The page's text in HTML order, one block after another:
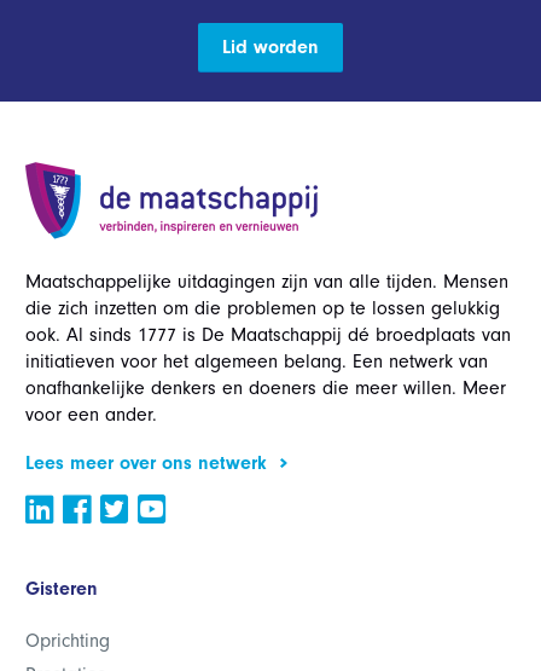
Lid worden
Maatschappelijke uitdagingen zijn van alle tijden. Mensen
die zich inzetten om die problemen op te lossen gelukkig
ook. Al sinds 1777 is De Maatschappij dé broedplaats van
initiatieven voor het algemeen belang. Een netwerk van
onafhankelijke denkers en doeners die meer willen. Meer
voor een ander.
Lees meer over ons netwerk
Gisteren
Oprichting